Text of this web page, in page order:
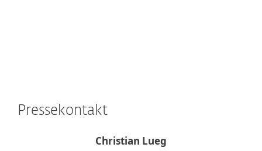
Pressekontakt
Christian Lueg